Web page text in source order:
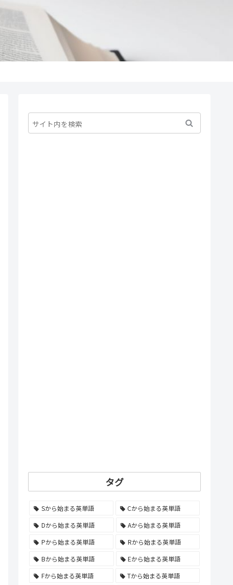
タグ
Sから始まる英単語
Cから始まる英単語
Dから始まる英単語
Aから始まる英単語
Pから始まる英単語
Rから始まる英単語
Bから始まる英単語
Eから始まる英単語
Fから始まる英単語
Tから始まる英単語